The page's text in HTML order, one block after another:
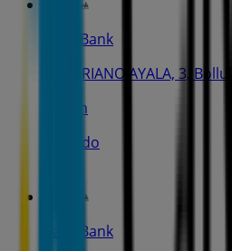
CaixaBank
C. MARIANO AYALA, 3,
5.6 km
Cerrado
CaixaBank